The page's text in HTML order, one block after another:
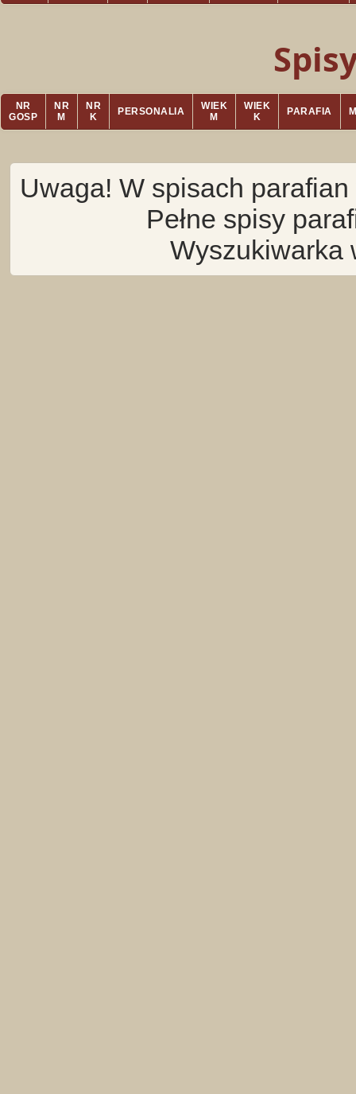
NR
GOSP
NR
M
NR
K
PERSONALIA
WIEK
M
WIEK
K
PARAFIA
Uwaga! W spisach
Pełne spisy
Wyszukiwarka